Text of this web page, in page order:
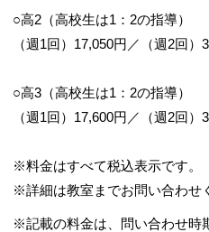
○高2（高校生は1：2の指導）
（週1回）17,050円／（週2回
○高3（高校生は1：2の指導）
（週1回）17,600円／（週2回
※料金はすべて税込表示です。
※詳細は教室までお問い合わせ
※記載の料金は、問い合わせ時